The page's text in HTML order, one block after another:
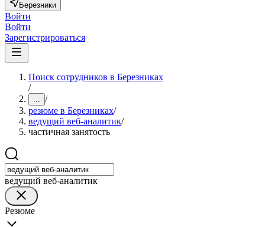
Березники
Войти
Войти
Зарегистрироваться
Поиск сотрудников в Березниках
/
... /
резюме в Березниках/
ведущий веб-аналитик/
частичная занятость
ведущий веб-аналитик
Резюме